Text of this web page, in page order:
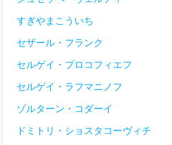
すぎやまこういち
セザール・フランク
セルゲイ・プロコフィエフ
セルゲイ・ラフマニノフ
ゾルターン・コダーイ
ドミトリ・ショスタコーヴィチ